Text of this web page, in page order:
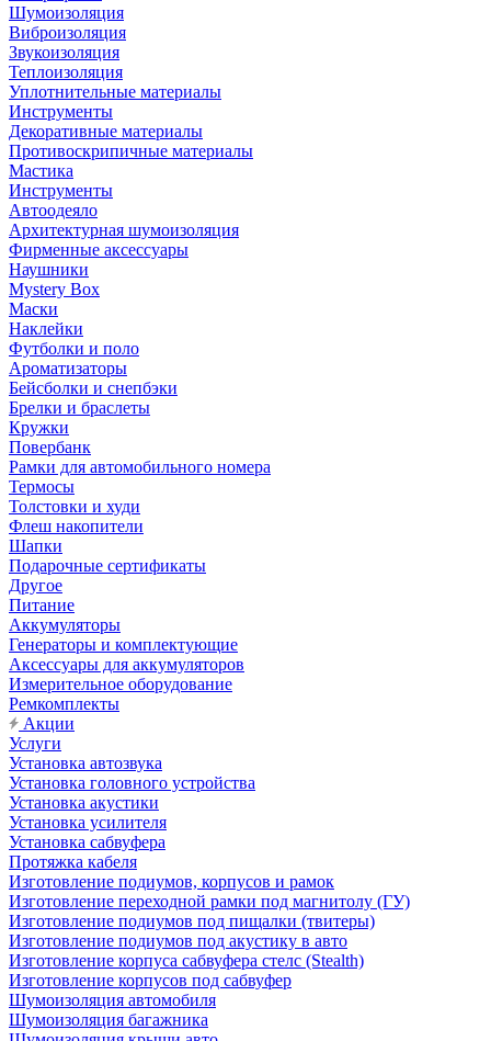
Шумоизоляция
Виброизоляция
Звукоизоляция
Теплоизоляция
Уплотнительные материалы
Инструменты
Декоративные материалы
Противоскрипичные материалы
Мастика
Инструменты
Автоодеяло
Архитектурная шумоизоляция
Фирменные аксессуары
Наушники
Mystery Box
Маски
Наклейки
Футболки и поло
Ароматизаторы
Бейсболки и снепбэки
Брелки и браслеты
Кружки
Повербанк
Рамки для автомобильного номера
Термосы
Толстовки и худи
Флеш накопители
Шапки
Подарочные сертификаты
Другое
Питание
Аккумуляторы
Генераторы и комплектующие
Аксессуары для аккумуляторов
Измерительное оборудование
Ремкомплекты
Акции
Услуги
Установка автозвука
Установка головного устройства
Установка акустики
Установка усилителя
Установка сабвуфера
Протяжка кабеля
Изготовление подиумов, корпусов и рамок
Изготовление переходной рамки под магнитолу (ГУ)
Изготовление подиумов под пищалки (твитеры)
Изготовление подиумов под акустику в авто
Изготовление корпуса сабвуфера стелс (Stealth)
Изготовление корпусов под сабвуфер
Шумоизоляция автомобиля
Шумоизоляция багажника